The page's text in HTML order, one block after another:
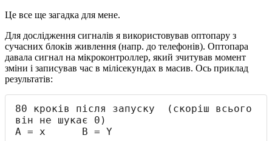
Це все ще загадка для мене.
Для дослідження сигналів я використовував оптопару з
сучасних блоків живлення (напр. до телефонів). Оптопара
давала сигнал на мікроконтроллер, який зчитував момент
зміни і записував час в мілісекундах в масив. Ось приклад
результатів:
80 кроків після запуску  (скоріш всього
він не шукає 0)
A = x      B = Y